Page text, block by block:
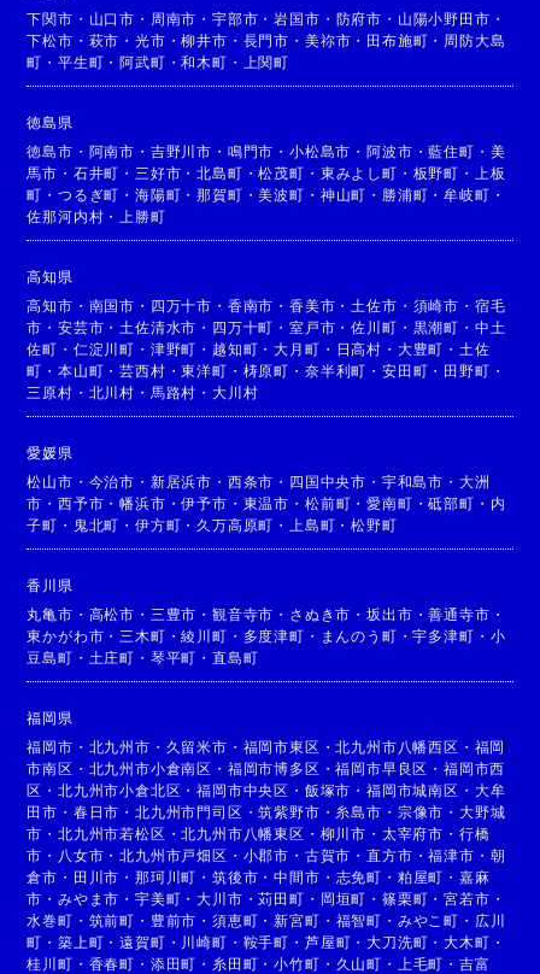
下関市 ・ 山口市 ・ 周南市 ・宇部市 ・岩国市 ・ 防府市 ・ 山陽小野田市 ・
下松市 ・ 萩市 ・光市 ・柳井市 ・ 長門市 ・ 美祢市 ・ 田布施町 ・ 周防大島
町 ・平生町 ・ 阿武町 ・和木町 ・ 上関町
徳島県
徳島市 ・ 阿南市 ・ 吉野川市 ・ 鳴門市 ・小松島市 ・ 阿波市 ・藍住町 ・ 美
馬市 ・ 石井町 ・三好市 ・北島町 ・松茂町 ・ 東みよし町 ・ 板野町 ・ 上板
町 ・つるぎ町 ・海陽町 ・那賀町 ・美波町 ・ 神山町 ・ 勝浦町 ・牟岐町 ・
佐那河内村 ・上勝町
高知県
高知市 ・ 南国市 ・ 四万十市 ・ 香南市 ・香美市 ・土佐市 ・ 須崎市 ・ 宿毛
市 ・安芸市 ・土佐清水市 ・ 四万十町 ・室戸市 ・佐川町 ・ 黒潮町 ・ 中土
佐町 ・ 仁淀川町 ・ 津野町 ・ 越知町 ・大月町 ・ 日高村 ・ 大豊町 ・ 土佐
町 ・本山町 ・芸西村 ・東洋町 ・ 梼原町 ・ 奈半利町 ・ 安田町 ・ 田野町 ・
三原村 ・ 北川村 ・ 馬路村 ・大川村
愛媛県
松山市 ・ 今治市 ・ 新居浜市 ・ 西条市 ・ 四国中央市 ・ 宇和島市 ・ 大洲
市 ・西予市 ・幡浜市 ・伊予市 ・ 東温市 ・ 松前町 ・愛南町 ・砥部町 ・ 内
子町 ・ 鬼北町 ・伊方町 ・ 久万高原町 ・上島町 ・松野町
香川県
丸亀市 ・ 高松市 ・ 三豊市 ・観音寺市 ・ さぬき市 ・坂出市 ・善通寺市 ・
東かがわ市 ・三木町 ・綾川町 ・ 多度津町 ・ まんのう町 ・宇多津町 ・ 小
豆島町 ・ 土庄町 ・ 琴平町 ・直島町
福岡県
福岡市 ・ 北九州市 ・ 久留米市 ・ 福岡市東区 ・北九州市八幡西区 ・ 福岡
市南区 ・ 北九州市小倉南区 ・ 福岡市博多区 ・福岡市早良区 ・福岡市西
区 ・北九州市小倉北区 ・福岡市中央区 ・ 飯塚市 ・福岡市城南区 ・ 大牟
田市 ・ 春日市 ・北九州市門司区 ・筑紫野市 ・ 糸島市 ・ 宗像市 ・ 大野城
市 ・北九州市若松区 ・北九州市八幡東区 ・ 柳川市 ・ 太宰府市 ・ 行橋
市 ・ 八女市 ・北九州市戸畑区 ・ 小郡市 ・ 古賀市 ・直方市 ・福津市 ・ 朝
倉市 ・ 田川市 ・那珂川町 ・筑後市 ・中間市 ・ 志免町 ・ 粕屋町 ・ 嘉麻
市 ・みやま市 ・宇美町 ・大川市 ・苅田町 ・ 岡垣町 ・ 篠栗町 ・宮若市 ・
水巻町 ・ 筑前町 ・ 豊前市 ・須恵町 ・新宮町 ・ 福智町 ・ みやこ町 ・ 広川
町 ・築上町 ・遠賀町 ・ 川崎町 ・ 鞍手町 ・ 芦屋町 ・大刀洗町 ・大木町 ・
桂川町 ・ 香春町 ・ 添田町 ・ 糸田町 ・小竹町 ・ 久山町 ・ 上毛町 ・ 吉富